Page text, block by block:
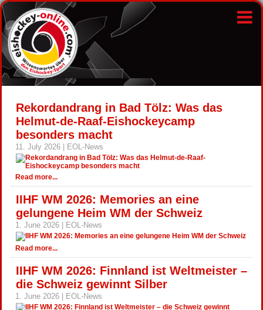
Rekordandrang in Bad Tölz: Was das
Helmut-de-Raaf-Eishockeycamp
besonders macht
11. July 2026 | EOL-News
Read more...
IIHF WM 2026: Memories an eine
gelungene Heim WM der Schweiz
1. June 2026 | EOL-News
Read more...
IIHF WM 2026: Finnland ist Weltmeister –
die Schweiz gewinnt Silber
1. June 2026 | EOL-News